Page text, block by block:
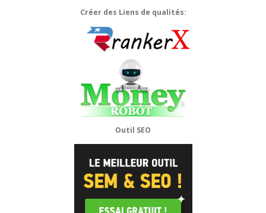
Créer des Liens de qualités:
Outil SEO